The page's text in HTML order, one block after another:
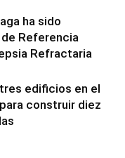
ha sido
Referencia
Refractaria
edificios en el
construir diez